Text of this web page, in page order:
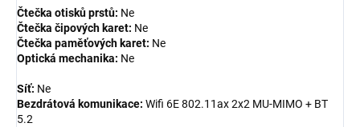
Čtečka otisků prstů: Ne
Čtečka čipových karet: Ne
Čtečka paměťových karet: Ne
Optická mechanika: Ne
Síť: Ne
Bezdrátová komunikace: Wifi 6E 802.11ax 2x2 MU-MIMO + BT
5.2